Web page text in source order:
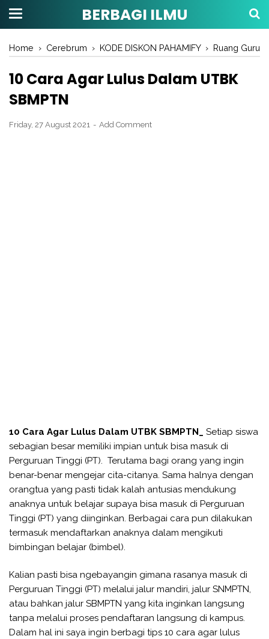
BERBAGI ILMU
Home › Cerebrum › KODE DISKON PAHAMIFY › Ruang Guru
10 Cara Agar Lulus Dalam UTBK
SBMPTN
Friday, 27 August 2021 Add Comment
10 Cara Agar Lulus Dalam UTBK SBMPTN_ Setiap siswa
sebagian besar memiliki impian untuk bisa masuk di
Perguruan Tinggi (PT). Terutama bagi orang yang ingin
benar-benar mengejar cita-citanya. Sama halnya dengan
orangtua yang pasti tidak kalah antusias mendukung
anaknya untuk belajar supaya bisa masuk di Perguruan
Tinggi (PT) yang diinginkan. Berbagai cara pun dilakukan
termasuk mendaftarkan anaknya dalam mengikuti
bimbingan belajar (bimbel).
Kalian pasti bisa ngebayangin gimana rasanya masuk di
Perguruan Tinggi (PT) melalui jalur mandiri, jalur SNMPTN,
atau bahkan jalur SBMPTN yang kita inginkan langsung
tanpa melalui proses pendaftaran langsung di kampus.
Dalam hal ini saya ingin berbagi tips 10 cara agar lulus